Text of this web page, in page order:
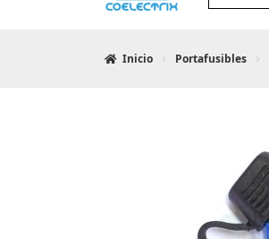
Inicio Portafusibles